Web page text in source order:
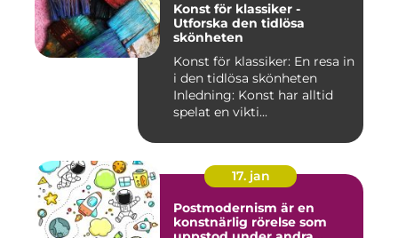
Konst för klassiker -
Utforska den tidlösa
skönheten
Konst för klassiker: En resa in
i den tidlösa skönheten
Inledning: Konst har alltid
spelat en vikti...
17. jan
Postmodernism är en
konstnärlig rörelse som